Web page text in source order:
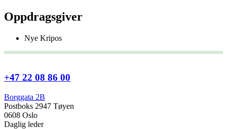
Oppdragsgiver
Nye Kripos
+47 22 08 86 00
Borggata 2B
Postboks 2947 Tøyen
0608 Oslo
Daglig leder